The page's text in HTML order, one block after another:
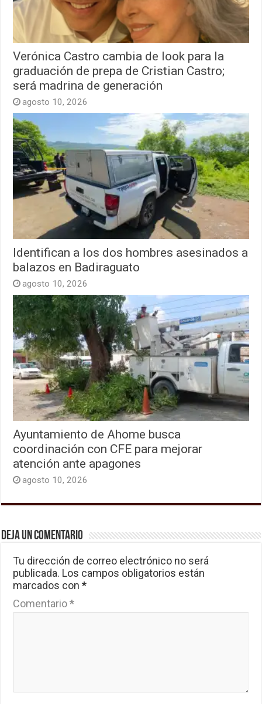
Verónica Castro cambia de look para la
graduación de prepa de Cristian Castro;
será madrina de generación
agosto 10, 2026
Identifican a los dos hombres asesinados a
balazos en Badiraguato
agosto 10, 2026
Ayuntamiento de Ahome busca
coordinación con CFE para mejorar
atención ante apagones
agosto 10, 2026
Deja un comentario
Tu dirección de correo electrónico no será
publicada. Los campos obligatorios están
marcados con*
Comentario*